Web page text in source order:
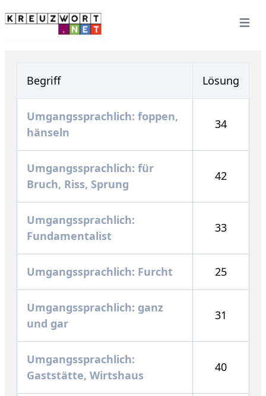
Open
Begriff Lösung
Umgangssprachlich: foppen,
hänseln
34
Umgangssprachlich: für
Bruch, Riss, Sprung
42
Umgangssprachlich:
Fundamentalist
33
Umgangssprachlich: Furcht 25
Umgangssprachlich: ganz
und gar
31
Umgangssprachlich:
Gaststätte, Wirtshaus
40